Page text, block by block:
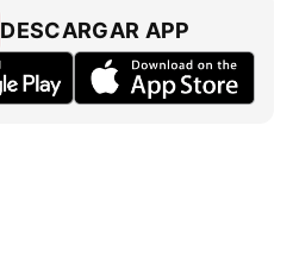
DESCARGAR APP